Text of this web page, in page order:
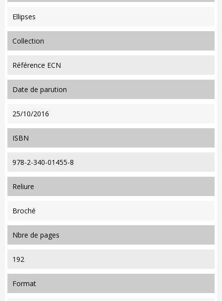
Ellipses
collection
Référence ECN
date de parution
25/10/2016
ISBN
978-2-340-01455-8
reliure
Broché
nbre de pages
192
format